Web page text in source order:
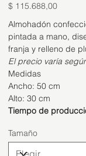
Precio
$ 115.688,00
Almohadón
pintada a mano,
franja y relleno de
El precio varía
Medidas
Ancho: 50 cm
Alto: 30 cm
Tiempo de
Tamaño